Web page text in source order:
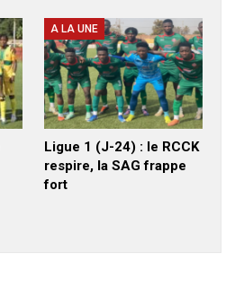
A LA UNE
Ligue 1 (J-24) : le RCCK
respire, la SAG frappe
fort